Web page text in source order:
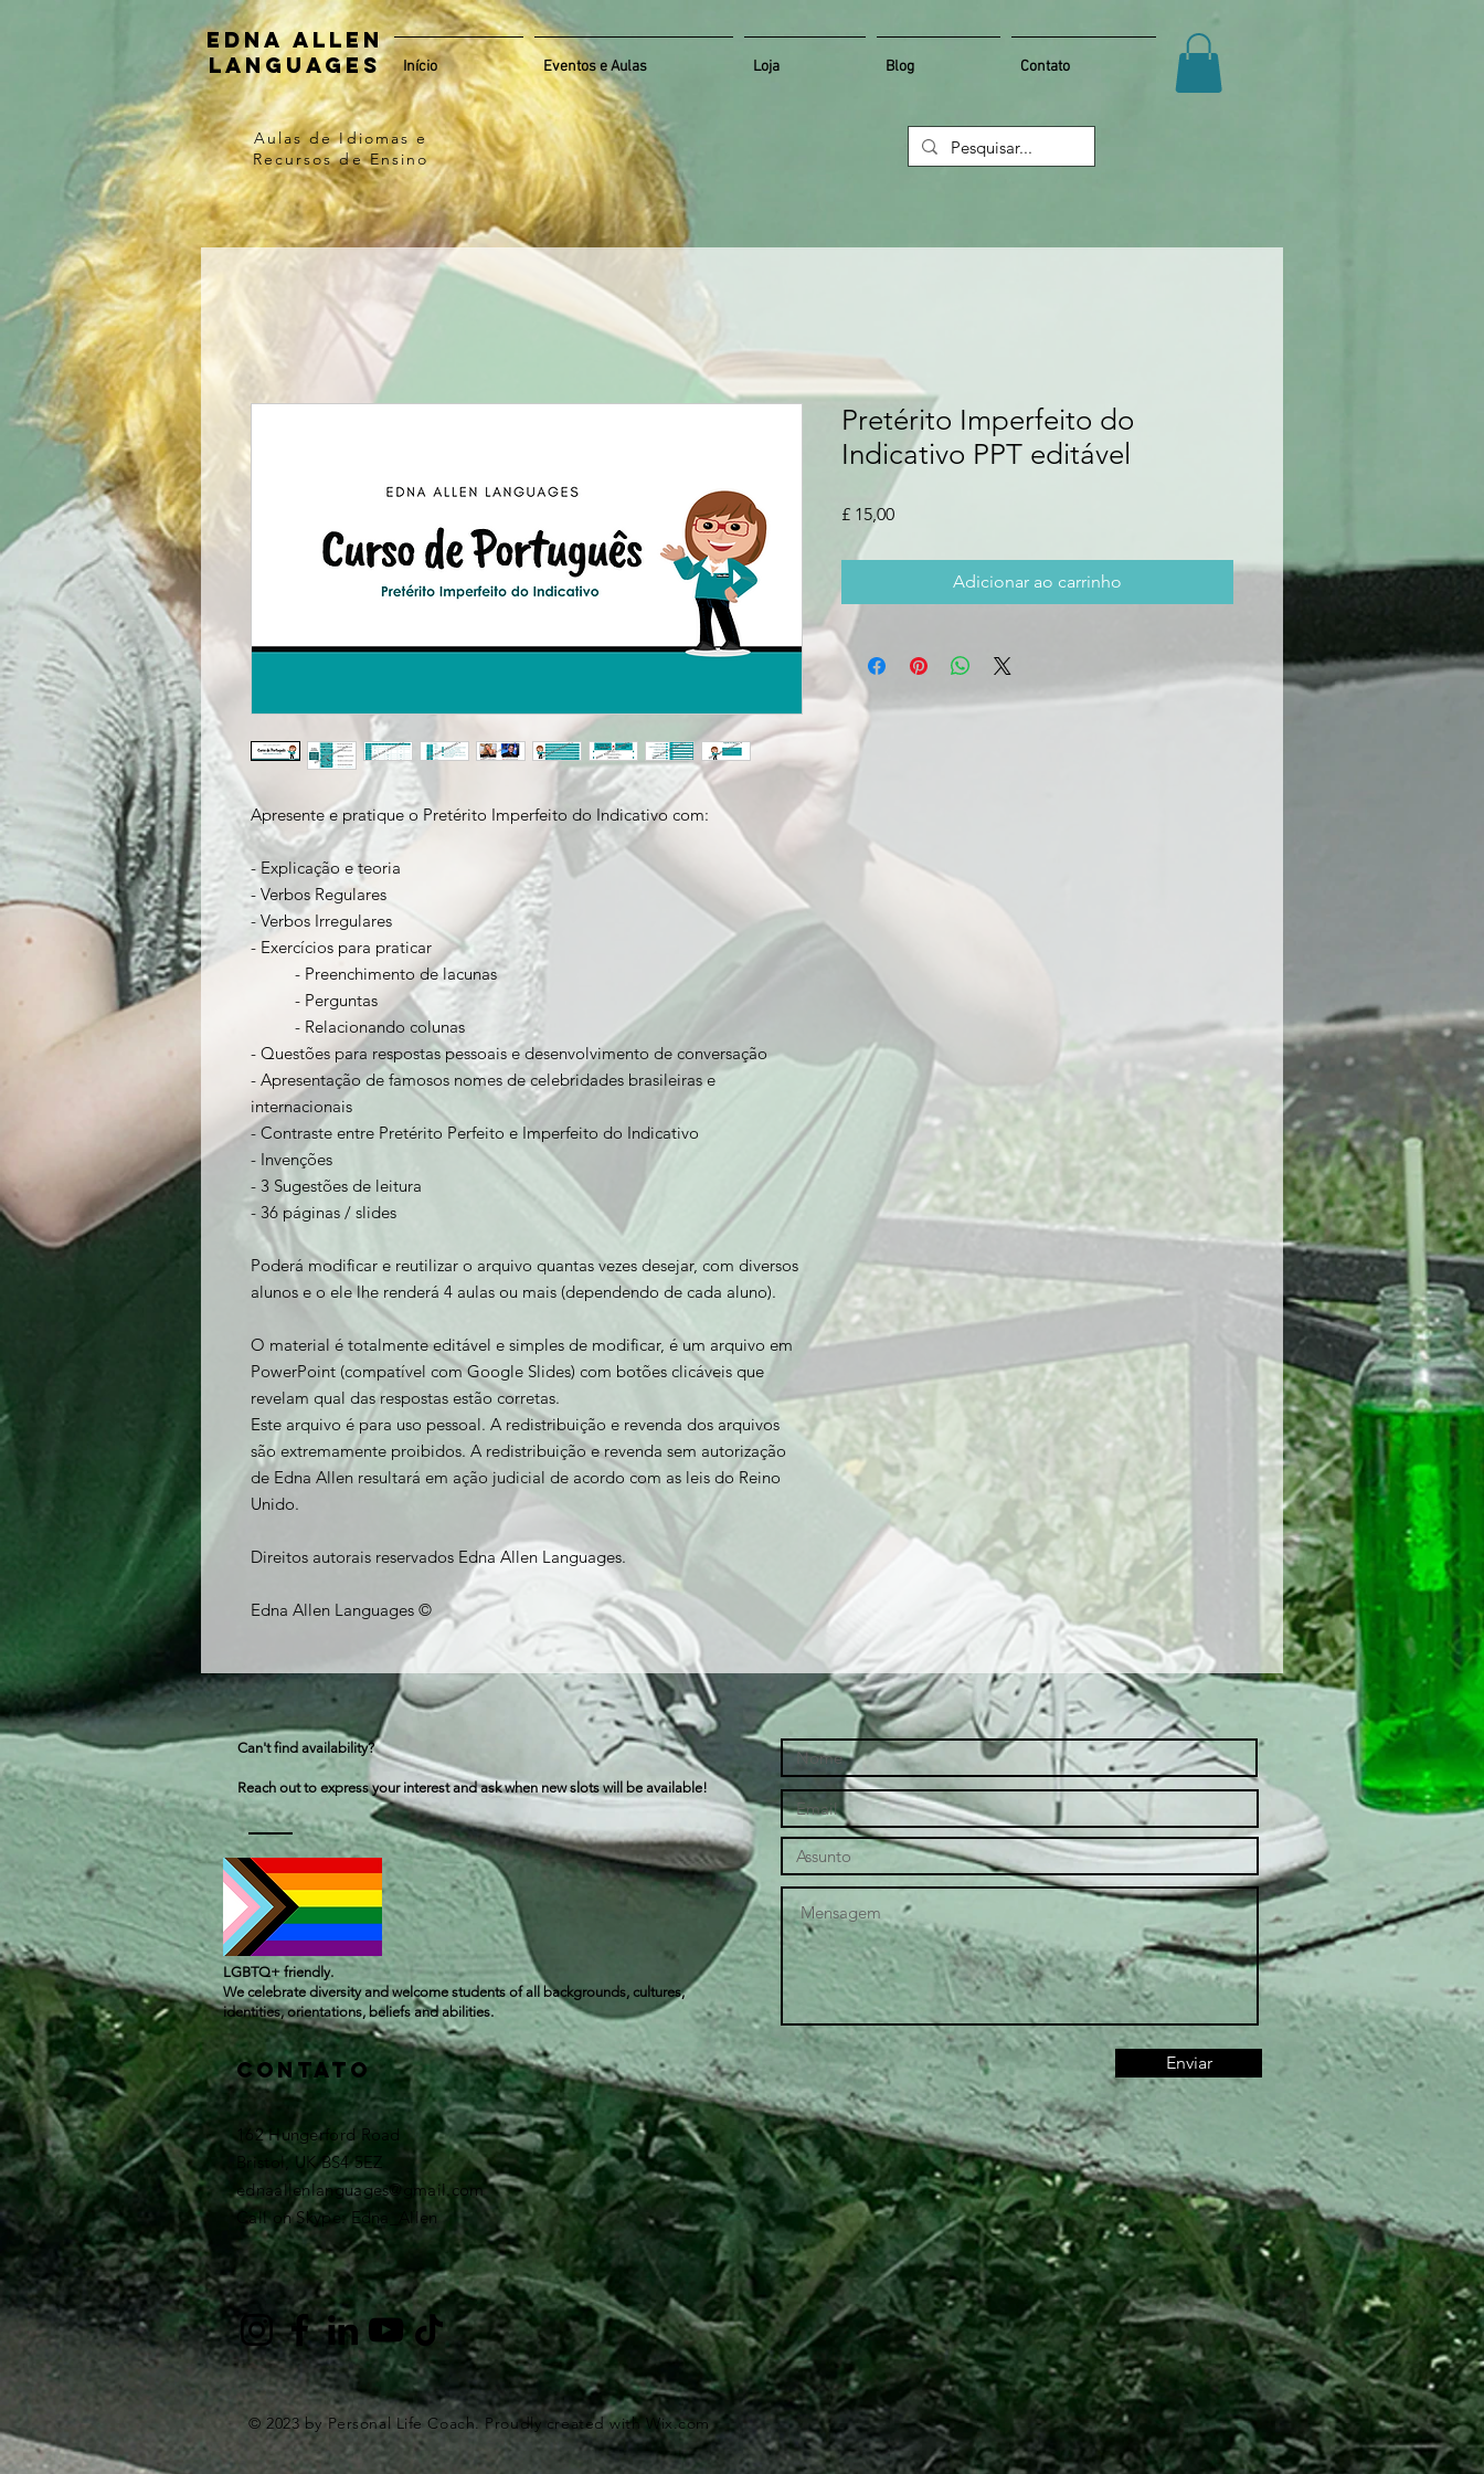
Edna Allen
Languages
Início Eventos e Aulas Loja Blog Contato
Aulas de Idiomas e
Recursos de Ensino
Apresente e pratique o Pretérito Imperfeito do Indicativo com:
- Explicação e teoria
- Verbos Regulares
- Verbos Irregulares
- Exercícios para praticar
- Preenchimento de lacunas
- Perguntas
- Relacionando colunas
- Questões para respostas pessoais e desenvolvimento de conversação
- Apresentação de famosos nomes de celebridades brasileiras e
internacionais
- Contraste entre Pretérito Perfeito e Imperfeito do Indicativo
- Invenções
- 3 Sugestões de leitura
- 36 páginas / slides
Poderá modificar e reutilizar o arquivo quantas vezes desejar, com diversos
alunos e o ele lhe renderá 4 aulas ou mais (dependendo de cada aluno).
O material é totalmente editável e simples de modificar, é um arquivo em
PowerPoint (compatível com Google Slides) com botões clicáveis que
revelam qual das respostas estão corretas.
Este arquivo é para uso pessoal. A redistribuição e revenda dos arquivos
são extremamente proibidos. A redistribuição e revenda sem autorização
de Edna Allen resultará em ação judicial de acordo com as leis do Reino
Unido.
Direitos autorais reservados Edna Allen Languages.
Edna Allen Languages ©
Pretérito Imperfeito do
Indicativo PPT editável
£ 15,00Preço
Adicionar ao carrinho
Can't find availability?
Reach out to express your interest and ask when new slots will be available!
LGBTQ+ friendly.
We celebrate diversity and welcome students of all backgrounds, cultures,
identities, orientations, beliefs and abilities.
Contato Enviar
162 Hungerford Road
Bristol, UK BS4 5EZ ​
ednaallenlanguages@gmail.com
Call on Skype: Edna_Allen
© 2023 by Personal Life Coach. Proudly created with Wix.com